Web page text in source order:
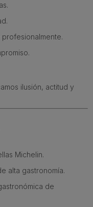
ilusión, actitud y
Michelin.
alta gastronomía.
de